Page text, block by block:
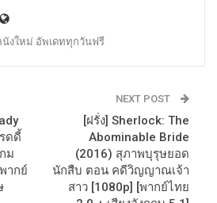
งใหม่ อัพเดททุกวันฟรี
ดดี้
ม
ากย์
NEXT POST
[ฝรั่ง] Sherlock: The
Abominable Bride
(2016) สุภาพบุรุษยอด
นักสืบ ตอน คดีวิญญาณเจ้า
สาว [1080p] [พากย์ไทย